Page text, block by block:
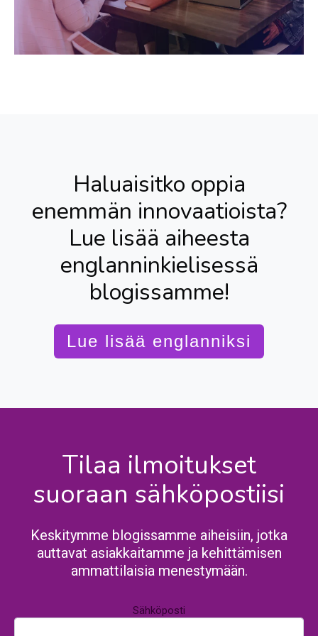
Haluaisitko oppia
enemmän innovaatioista?
Lue lisää aiheesta
englanninkielisessä
blogissamme!
Lue lisää englanniksi
Tilaa ilmoitukset
suoraan sähköpostiisi
Keskitymme blogissamme aiheisiin, jotka
auttavat asiakkaitamme ja kehittämisen
ammattilaisia menestymään.
Sähköposti